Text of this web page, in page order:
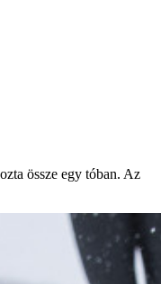
össze egy tóban. Az